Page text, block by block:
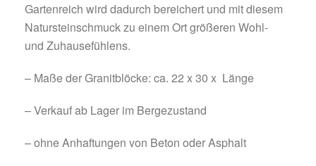
Gartenreich wird dadurch bereichert und mit diesem
Natursteinschmuck zu einem Ort größeren Wohl-
und Zuhausefühlens.
– Maße der Granitblöcke: ca. 22 x 30 x Länge
– Verkauf ab Lager im Bergezustand
– ohne Anhaftungen von Beton oder Asphalt